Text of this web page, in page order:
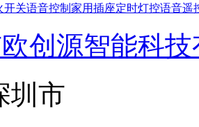
开关语音控制家用插座定时灯控语音遥
创源智能科
圳市